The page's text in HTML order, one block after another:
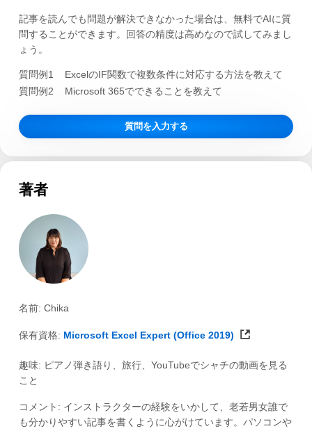
記事を読んでも問題が解決できなかった場合は、無料でAIに質
問することができます。回答の精度は高めなので試してみまし
ょう。
質問例1
ExcelのIF関数で複数条件に対応する方法を教えて
質問例2
Microsoft 365でできることを教えて
質問を入力する
著者
名前: Chika
保有資格: Microsoft Excel Expert (Office 2019)
趣味: ピアノ弾き語り、旅行、YouTubeでシャチの動画を見る
こと
コメント: インストラクターの経験をいかして、老若男女誰で
も分かりやすい記事を書くように心がけています。パソコンや